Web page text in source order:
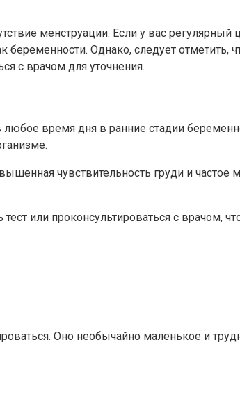
менструации. Если у вас
Однако, следует отметить,
с врачом для уточнения.
время дня в ранние стадии
чувствительность груди и
или проконсультироваться с врачом,
Оно необычайно маленькое и